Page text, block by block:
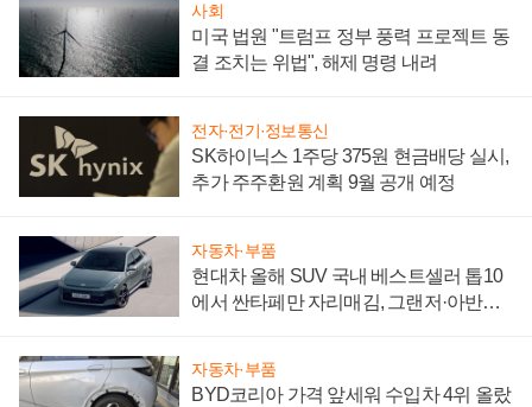
사회
미국 법원 "트럼프 정부 풍력 프로젝트 동
결 조치는 위법", 해제 명령 내려
전자·전기·정보통신
SK하이닉스 1주당 375원 현금배당 실시,
추가 주주환원 계획 9월 공개 예정
자동차·부품
현대차 올해 SUV 국내 베스트셀러 톱10
에서 싼타페만 자리매김, 그랜저·아반떼
자동차·부품
BYD코리아 가격 앞세워 수입차 4위 올랐